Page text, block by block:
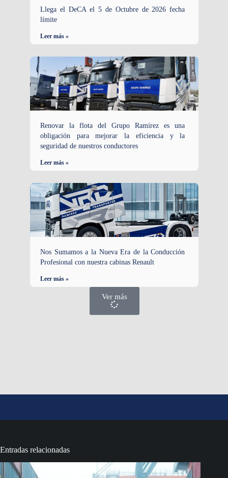
Llega el DeCA el 5 de Octubre de 2026 fecha
límite
Leer más »
Renovar la flota del Grupo Ramírez es una
obligación para mejorar la eficiencia y la
seguridad de nuestros conductores
Leer más »
Nos Sumamos a la Nueva Era de la Conducción
Profesional con nuestra cabinas Renault
Leer más »
Ver más
Entradas relacionadas